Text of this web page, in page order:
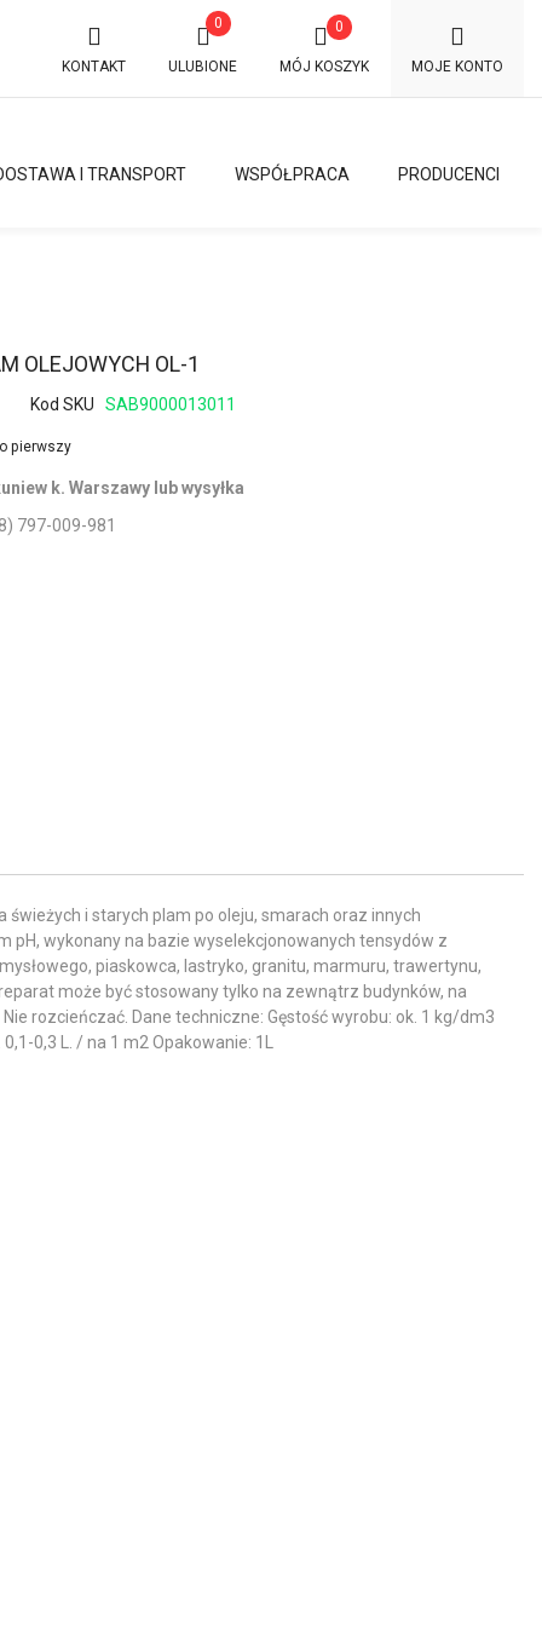
KONTAKT
0
ULUBIONE MÓJ KOSZYK
0
MOJE KONTO
PRODUCENCI
WSPÓŁPRACA
I TRANSPORT
OLEJOWYCH OL-1
Kod SKU SAB9000013011
pierwszy
k. Warszawy lub wysyłka
797-009-981
i starych plam po oleju, smarach oraz innych
wykonany na bazie wyselekcjonowanych tensydów z
piaskowca, lastryko, granitu, marmuru, trawertynu,
może być stosowany tylko na zewnątrz budynków, na
rozcieńczać. Dane techniczne: Gęstość wyrobu: ok. 1 kg/dm3
0,3 L. / na 1 m2 Opakowanie: 1L